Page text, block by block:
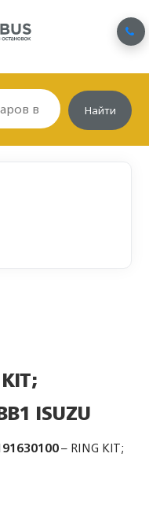
Найти
ISUZU
– RING KIT;